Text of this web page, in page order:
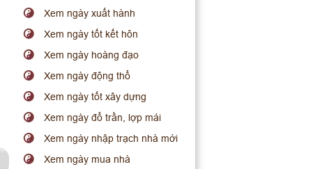
Xem ngày xuất hành
Xem ngày tốt kết hôn
Xem ngày hoàng đạo
Xem ngày động thổ
Xem ngày tốt xây dựng
Xem ngày đổ trần, lợp mái
Xem ngày nhập trạch nhà mới
Xem ngày mua nhà